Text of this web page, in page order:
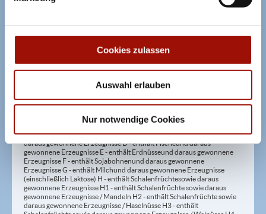
Cookies zulassen
Auswahl erlauben
Nur notwendige Cookies
- mit Sauerstoff, unter Hochdruck, farbstabilisierend (bei Frischfleisch)
23 - mit Nitritpökelsalz 24 - enthält Alkohol 25 - mit Stabilisatoren 26 -
A - enthält Glutenhaltiges Getreide A1 - enthält glutenhaltiges Getreide
/ Weizen A2 - enthält glutenhaltiges Getreide / Roggen A3 - enthält
glutenhaltiges Getreide / Gerste A4 - enthält glutenhaltiges Getreide /
Hafer A5 - enthält glutenhaltiges Getreide / Dinkel B - enthält
Krebstiere und daraus gewonnene Erzeugnisse C - enthält Eier und
daraus gewonnene Erzeugnisse D - enthält Fische und daraus
gewonnene Erzeugnisse E - enthält Erdnüsse und daraus gewonnene
Erzeugnisse F - enthält Sojabohnen und daraus gewonnene
Erzeugnisse G - enthält Milch und daraus gewonnene Erzeugnisse
(einschließlich Laktose) H - enthält Schalenfrüchte sowie daraus
gewonnene Erzeugnisse H1 - enthält Schalenfrüchte sowie daraus
gewonnene Erzeugnisse / Mandeln H2 - enthält Schalenfrüchte sowie
daraus gewonnene Erzeugnisse / Haselnüsse H3 - enthält